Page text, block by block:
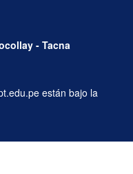
- Tacna
están bajo la